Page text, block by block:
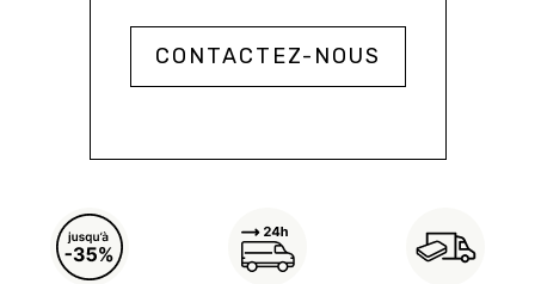
CONTACTEZ-NOUS